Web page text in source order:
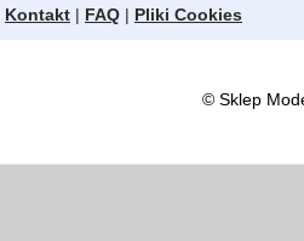
Kontakt | FAQ | Pliki Cookies
©Sklep